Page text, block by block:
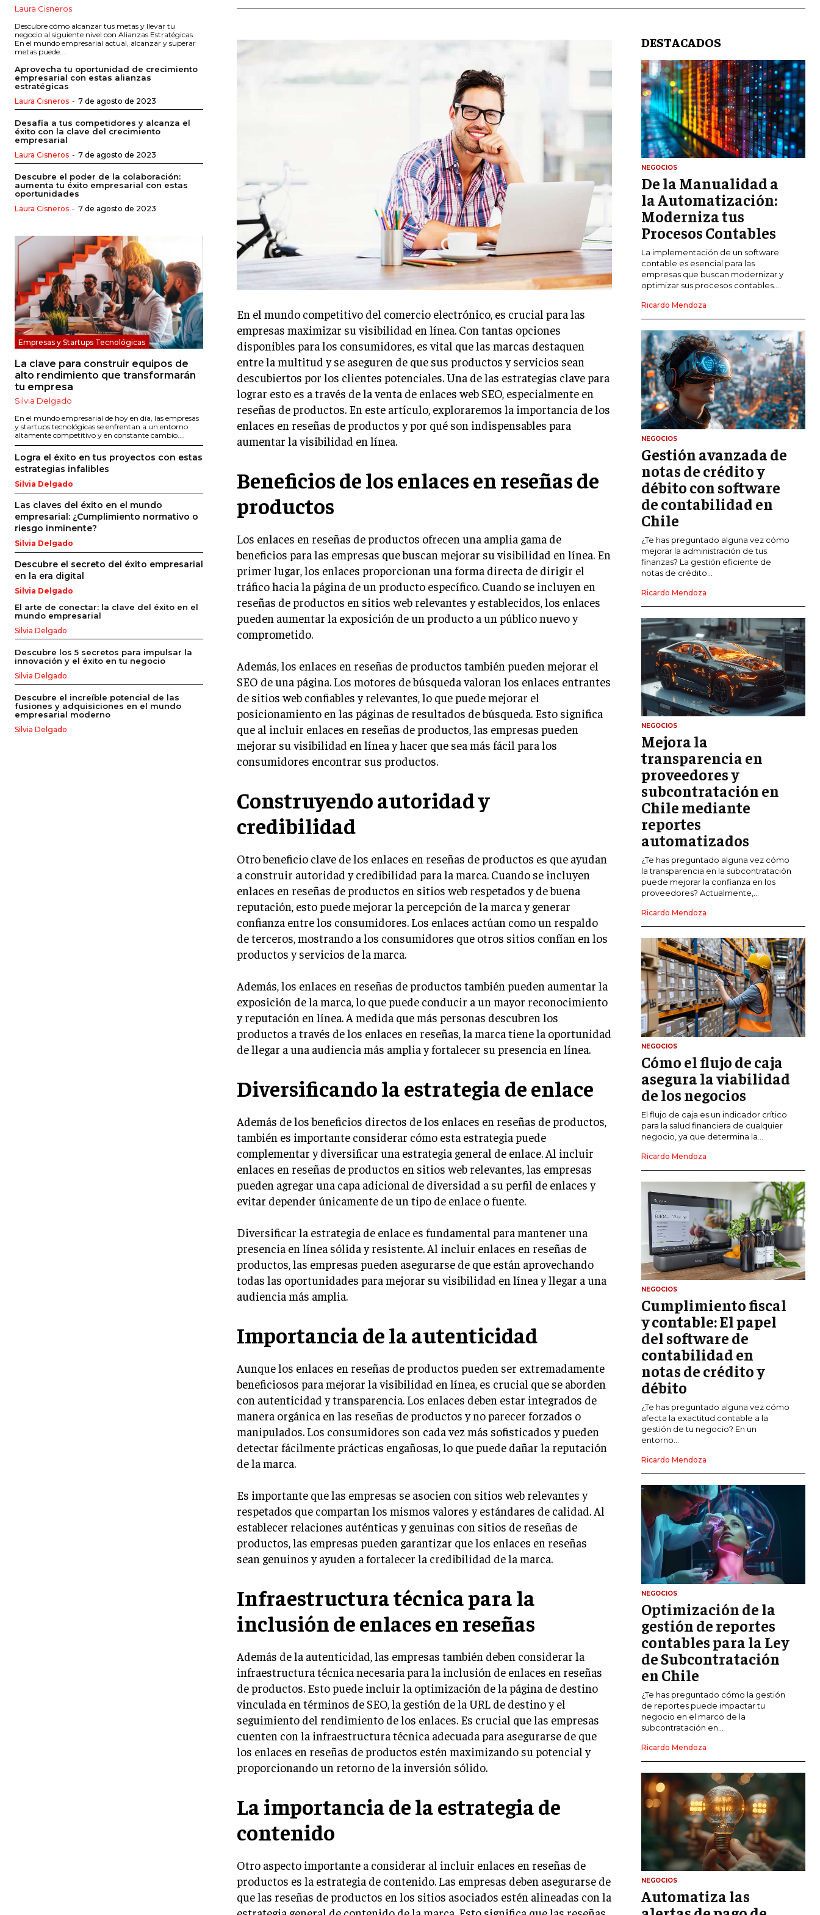
LIFESTYLE
MARKETING
ESTRATEGIAS DE MARKETING
AGENCIAS DE MARKETING
AGENCIAS DE POSICIONAMIENTO WEB
SEO
VENTA DE ENLACES
MARKETING DIGITAL
VENTAS Y PERSUASIÓN
GESTIÓN DE PRODUCTOS
COMUNICACIÓN CORPORATIVA
GESTIÓN DE MARCA
INVESTIGACIÓN DE MERCADO
ANÁLISIS DE COMPETENCIA
GESTIÓN DE CLIENTES
EMPRENDIMIENTO
INNOVACIÓN EMPRESARIAL
GESTIÓN DEL CAMBIO
LIDERAZGO
EMPRENDIMIENTO
PLANIFICACIÓN EMPRESARIAL
FINANZAS Y CONTABILIDAD
GESTIÓN DE RECURSOS FINANCIEROS
INVERSIONES Y MERCADOS FINANCIEROS
CONTABILIDAD EMPRESARIAL
ECONOMÍA EMPRESARIAL
INTERNACIONAL
NEGOCIOS INTERNACIONALES
COMERCIO INTERNACIONAL
IMPORTACIÓN Y EXPORTACIÓN
ALIANZAS ESTRATÉGICAS
TECNOLOGIA
SOSTENIBILIDAD Y MEDIO AMBIENTE
GESTIÓN DE LA INNOVACIÓN
TECNOLÓGICA
TRANSFORMACIÓN DIGITAL
ANALÍTICA EMPRESARIAL Y BUSINESS
INTELLIGENCE
ESTRATEGIA
EMPRESAS FAMILIARES Y SUCESIÓN
GESTIÓN DEL RIESGO EMPRESARIAL
NEGOCIACIÓN Y RESOLUCIÓN DE
CONFLICTOS
DERECHO EMPRESARIAL Y
REGULACIONES
ÉXITO EMPRESARIAL Y CASOS DE
ESTUDIO
GOBIERNO CORPORATIVO
NEGOCIOS
ESTRATEGIAS DE NEGOCIOS
MARKETING B2B
MARKETING B2C
FRANQUICIAS
MARKETING DE INFLUENCERS
E-COMMERCE
E-COMMERCE Y COMERCIO ELECTRÓNICO
ESTRATEGIAS DE PRICING Y GESTIÓN DE
GESTIÓN DE CRISIS EMPRESARIALES
EMPRESAS Y STARTUPS TECNOLÓGICAS
GESTIÓN DE LA EXPERIENCIA DEL
CLIENTE
PROYECTOS
GESTIÓN DE PROYECTOS
GESTIÓN DE OPERACIONES Y CADENA
DE SUMINISTRO
LOGÍSTICA EMPRESARIAL
CALIDAD Y MEJORA CONTINUA
TALENTOS
RECURSOS HUMANOS Y GESTIÓN DEL
TALENTO
RECLUTAMIENTO Y SELECCIÓN
DESARROLLO DE PERSONAL
GESTIÓN DEL DESEMPEÑO
CULTURA Y CLIMA ORGANIZACIONAL
ÉTICA EMPRESARIAL Y
RESPONSABILIDAD SOCIAL
BLOG
Laura Cisneros
Descubre cómo alcanzar tus metas y llevar tu
negocio al siguiente nivel con Alianzas Estratégicas
En el mundo empresarial actual, alcanzar y superar
metas puede...
Aprovecha tu oportunidad de crecimiento
empresarial con estas alianzas
estratégicas
Laura Cisneros - 7 de agosto de 2023
Desafía a tus competidores y alcanza el
éxito con la clave del crecimiento
empresarial
Laura Cisneros - 7 de agosto de 2023
Descubre el poder de la colaboración:
aumenta tu éxito empresarial con estas
oportunidades
Laura Cisneros - 7 de agosto de 2023
Empresas y Startups Tecnológicas
La clave para construir equipos de
alto rendimiento que transformarán
tu empresa
Silvia Delgado
En el mundo empresarial de hoy en día, las empresas
y startups tecnológicas se enfrentan a un entorno
altamente competitivo y en constante cambio....
Logra el éxito en tus proyectos con estas
estrategias infalibles
Silvia Delgado
Las claves del éxito en el mundo
empresarial: ¿Cumplimiento normativo o
riesgo inminente?
Silvia Delgado
Descubre el secreto del éxito empresarial
en la era digital
Silvia Delgado
El arte de conectar: la clave del éxito en el
mundo empresarial
Silvia Delgado
Descubre los 5 secretos para impulsar la
innovación y el éxito en tu negocio
Silvia Delgado
Descubre el increíble potencial de las
fusiones y adquisiciones en el mundo
empresarial moderno
Silvia Delgado
En el mundo competitivo del comercio electrónico, es crucial para las
empresas maximizar su visibilidad en línea. Con tantas opciones
disponibles para los consumidores, es vital que las marcas destaquen
entre la multitud y se aseguren de que sus productos y servicios sean
descubiertos por los clientes potenciales. Una de las estrategias clave para
lograr esto es a través de la venta de enlaces web SEO, especialmente en
reseñas de productos. En este artículo, exploraremos la importancia de los
enlaces en reseñas de productos y por qué son indispensables para
aumentar la visibilidad en línea.
Beneficios de los enlaces en reseñas de
productos
Los enlaces en reseñas de productos ofrecen una amplia gama de
beneficios para las empresas que buscan mejorar su visibilidad en línea. En
primer lugar, los enlaces proporcionan una forma directa de dirigir el
tráfico hacia la página de un producto específico. Cuando se incluyen en
reseñas de productos en sitios web relevantes y establecidos, los enlaces
pueden aumentar la exposición de un producto a un público nuevo y
comprometido.
Además, los enlaces en reseñas de productos también pueden mejorar el
SEO de una página. Los motores de búsqueda valoran los enlaces entrantes
de sitios web confiables y relevantes, lo que puede mejorar el
posicionamiento en las páginas de resultados de búsqueda. Esto significa
que al incluir enlaces en reseñas de productos, las empresas pueden
mejorar su visibilidad en línea y hacer que sea más fácil para los
consumidores encontrar sus productos.
Construyendo autoridad y
credibilidad
Otro beneficio clave de los enlaces en reseñas de productos es que ayudan
a construir autoridad y credibilidad para la marca. Cuando se incluyen
enlaces en reseñas de productos en sitios web respetados y de buena
reputación, esto puede mejorar la percepción de la marca y generar
confianza entre los consumidores. Los enlaces actúan como un respaldo
de terceros, mostrando a los consumidores que otros sitios confían en los
productos y servicios de la marca.
Además, los enlaces en reseñas de productos también pueden aumentar la
exposición de la marca, lo que puede conducir a un mayor reconocimiento
y reputación en línea. A medida que más personas descubren los
productos a través de los enlaces en reseñas, la marca tiene la oportunidad
de llegar a una audiencia más amplia y fortalecer su presencia en línea.
Diversificando la estrategia de enlace
Además de los beneficios directos de los enlaces en reseñas de productos,
también es importante considerar cómo esta estrategia puede
complementar y diversificar una estrategia general de enlace. Al incluir
enlaces en reseñas de productos en sitios web relevantes, las empresas
pueden agregar una capa adicional de diversidad a su perfil de enlaces y
evitar depender únicamente de un tipo de enlace o fuente.
Diversificar la estrategia de enlace es fundamental para mantener una
presencia en línea sólida y resistente. Al incluir enlaces en reseñas de
productos, las empresas pueden asegurarse de que están aprovechando
todas las oportunidades para mejorar su visibilidad en línea y llegar a una
audiencia más amplia.
Importancia de la autenticidad
Aunque los enlaces en reseñas de productos pueden ser extremadamente
beneficiosos para mejorar la visibilidad en línea, es crucial que se aborden
con autenticidad y transparencia. Los enlaces deben estar integrados de
manera orgánica en las reseñas de productos y no parecer forzados o
manipulados. Los consumidores son cada vez más sofisticados y pueden
detectar fácilmente prácticas engañosas, lo que puede dañar la reputación
de la marca.
Es importante que las empresas se asocien con sitios web relevantes y
respetados que compartan los mismos valores y estándares de calidad. Al
establecer relaciones auténticas y genuinas con sitios de reseñas de
productos, las empresas pueden garantizar que los enlaces en reseñas
sean genuinos y ayuden a fortalecer la credibilidad de la marca.
Infraestructura técnica para la
inclusión de enlaces en reseñas
Además de la autenticidad, las empresas también deben considerar la
infraestructura técnica necesaria para la inclusión de enlaces en reseñas
de productos. Esto puede incluir la optimización de la página de destino
vinculada en términos de SEO, la gestión de la URL de destino y el
seguimiento del rendimiento de los enlaces. Es crucial que las empresas
cuenten con la infraestructura técnica adecuada para asegurarse de que
los enlaces en reseñas de productos estén maximizando su potencial y
proporcionando un retorno de la inversión sólido.
La importancia de la estrategia de
contenido
Otro aspecto importante a considerar al incluir enlaces en reseñas de
productos es la estrategia de contenido. Las empresas deben asegurarse de
que las reseñas de productos en los sitios asociados estén alineadas con la
DESTACADOS
NEGOCIOS
De la Manualidad a
la Automatización:
Moderniza tus
Procesos Contables
La implementación de un software
contable es esencial para las
empresas que buscan modernizar y
optimizar sus procesos contables....
Ricardo Mendoza
NEGOCIOS
Gestión avanzada de
notas de crédito y
débito con software
de contabilidad en
Chile
¿Te has preguntado alguna vez cómo
mejorar la administración de tus
finanzas? La gestión eficiente de
notas de crédito...
Ricardo Mendoza
NEGOCIOS
Mejora la
transparencia en
proveedores y
subcontratación en
Chile mediante
reportes
automatizados
¿Te has preguntado alguna vez cómo
la transparencia en la subcontratación
puede mejorar la confianza en los
proveedores? Actualmente,...
Ricardo Mendoza
NEGOCIOS
Cómo el flujo de caja
asegura la viabilidad
de los negocios
El flujo de caja es un indicador crítico
para la salud financiera de cualquier
negocio, ya que determina la...
Ricardo Mendoza
NEGOCIOS
Cumplimiento fiscal
y contable: El papel
del software de
contabilidad en
notas de crédito y
débito
¿Te has preguntado alguna vez cómo
afecta la exactitud contable a la
gestión de tu negocio? En un
entorno...
Ricardo Mendoza
NEGOCIOS
Optimización de la
gestión de reportes
contables para la Ley
de Subcontratación
en Chile
¿Te has preguntado cómo la gestión
de reportes puede impactar tu
negocio en el marco de la
subcontratación en...
Ricardo Mendoza
NEGOCIOS
Automatiza las